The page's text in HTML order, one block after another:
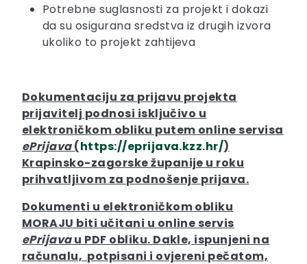
Potrebne suglasnosti za projekt i dokazi
da su osigurana sredstva iz drugih izvora
ukoliko to projekt zahtijeva
Dokumentaciju za prijavu projekta
prijavitelj podnosi isključivo u
elektroničkom obliku putem online servisa
ePrijava(https://eprijava.kzz.hr/)
Krapinsko-zagorske županije u roku
prihvatljivom za podnošenje prijava.
Dokumenti u elektroničkom obliku
MORAJU biti učitani u online servis
ePrijavau PDF obliku. Dakle, ispunjeni na
računalu, potpisani i ovjereni pečatom,